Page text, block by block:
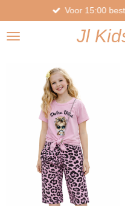
direct
naar
Jl
Voor 15:00